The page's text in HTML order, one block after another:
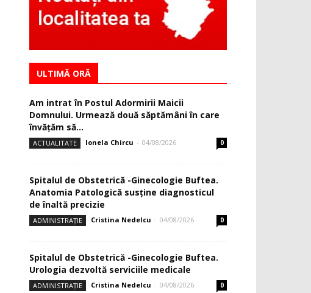
ULTIMĂ ORĂ
Am intrat în Postul Adormirii Maicii
Domnului. Urmează două săptămâni în care
învăţăm să...
ACTUALITATE Ionela Chircu - 04/08/2026 0
Spitalul de Obstetrică -Ginecologie Buftea.
Anatomia Patologică susţine diagnosticul
de înaltă precizie
ADMINISTRAȚIE Cristina Nedelcu - 04/08/2026 0
Spitalul de Obstetrică -Ginecologie Buftea.
Urologia dezvoltă serviciile medicale
ADMINISTRAȚIE Cristina Nedelcu - 04/08/2026 0